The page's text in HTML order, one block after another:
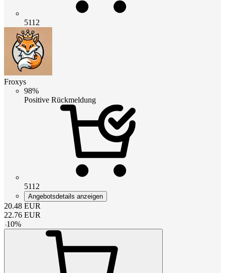
5112
Froxys
98%
Positive Rückmeldung
5112
Angebotsdetails anzeigen
20.48 EUR
22.76 EUR
-10%